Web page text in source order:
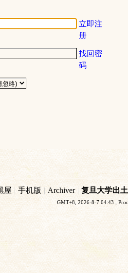
立即注
册
找回密
码
屋 | 手机版 | Archiver | 复旦大学出
GMT+8, 2026-8-7 04:43 ,